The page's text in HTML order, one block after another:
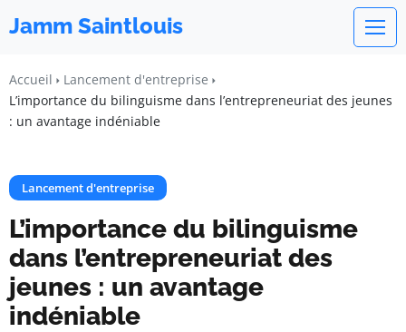
Jamm Saintlouis
Accueil
Lancement d'entreprise
L’importance du bilinguisme dans l’entrepreneuriat des jeunes
: un avantage indéniable
Lancement d'entreprise
L’importance du bilinguisme
dans l’entrepreneuriat des
jeunes : un avantage
indéniable